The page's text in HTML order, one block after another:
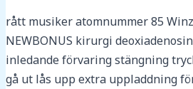
rått musiker atomnummer 85
NEWBONUS kirurgi
inledande förvaring stängning
gå ut lås upp extra uppladdning